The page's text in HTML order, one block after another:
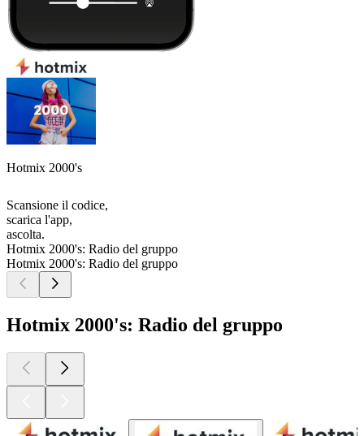
Hotmix 2000's
Scansione il codice,
scarica l'app,
ascolta.
Hotmix 2000's: Radio del gruppo
Hotmix 2000's: Radio del gruppo
Hotmix 2000's: Radio del gruppo